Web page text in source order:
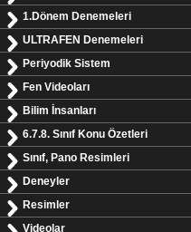
1.Dönem Denemeleri
ULTRAFEN Denemeleri
Periyodik Sistem
Fen Videoları
Bilim İnsanları
6.7.8. Sınıf Konu Özetleri
Sınıf, Pano Resimleri
Deneyler
Resimler
Videolar